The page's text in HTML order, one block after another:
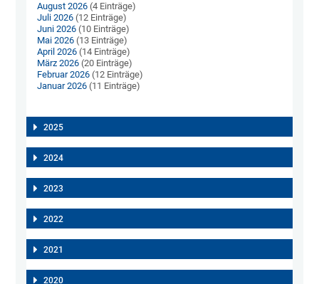
August 2026 (4 Einträge)
Juli 2026 (12 Einträge)
Juni 2026 (10 Einträge)
Mai 2026 (13 Einträge)
April 2026 (14 Einträge)
März 2026 (20 Einträge)
Februar 2026 (12 Einträge)
Januar 2026 (11 Einträge)
2025
2024
2023
2022
2021
2020